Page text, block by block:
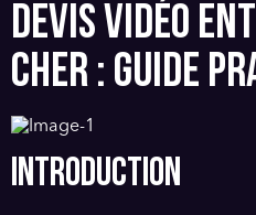
DEVIS VIDÉO
CHER : GUIDE
INTRODUCTION